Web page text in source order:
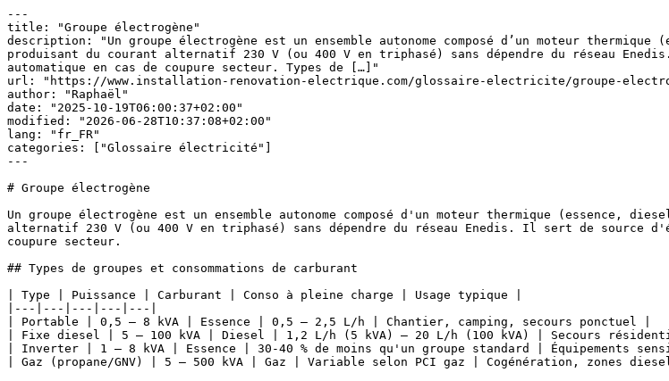
---
title: "Groupe électrogène"
description: "Un groupe électrogène est un ensemble autonome composé d’un moteur
produisant du courant alternatif 230 V (ou 400 V en triphasé) sans dépendre du réseau
automatique en cas de coupure secteur. Types de […]"
url: "https://www.installation-renovation-electrique.com/glossaire-electricite/groupe-
author: "Raphaël"
date: "2025-10-19T06:00:37+02:00"
modified: "2026-06-28T10:37:08+02:00"
lang: "fr_FR"
categories: ["Glossaire électricité"]
---
# Groupe électrogène
Un groupe électrogène est un ensemble autonome composé d'un moteur thermique (essence,
alternatif 230 V (ou 400 V en triphasé) sans dépendre du réseau Enedis. Il sert de source
coupure secteur.
## Types de groupes et consommations de carburant
| Type | Puissance | Carburant | Conso à pleine charge | Usage typique |
|---|---|---|---|---|
| Portable | 0,5 – 8 kVA | Essence | 0,5 – 2,5 L/h | Chantier, camping, secours ponctuel |
| Fixe diesel | 5 – 100 kVA | Diesel | 1,2 L/h (5 kVA) – 20 L/h (100 kVA) | Secours
| Inverter | 1 – 8 kVA | Essence | 30-40 % de moins qu'un groupe standard | Équipements
| Gaz (propane/GNV) | 5 – 500 kVA | Gaz | Variable selon PCI gaz | Cogénération, zones